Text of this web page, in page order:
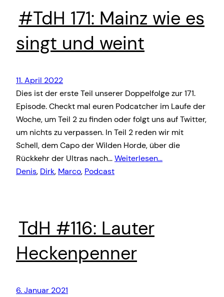
#TdH 171: Mainz wie es
singt und weint
11. April 2022
Dies ist der erste Teil unserer Doppelfolge zur 171.
Episode. Checkt mal euren Podcatcher im Laufe der
Woche, um Teil 2 zu finden oder folgt uns auf Twitter,
um nichts zu verpassen. In Teil 2 reden wir mit
Schell, dem Capo der Wilden Horde, über die
Rückkehr der Ultras nach…Weiterlesen…
Denis, Dirk, Marco, Podcast
TdH #116: Lauter
Heckenpenner
6. Januar 2021